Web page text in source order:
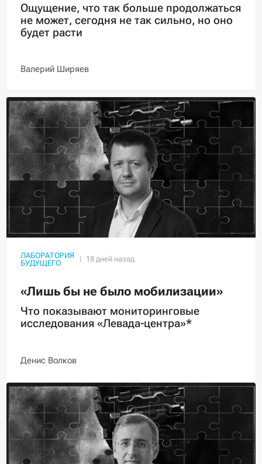
Ощущение, что так больше продолжаться
не может, сегодня не так сильно, но оно
будет расти
Валерий Ширяев
ЛАБОРАТОРИЯ
БУДУЩЕГО
«Лишь бы не было мобилизации»
Что показывают мониторинговые
исследования «Левада-центра»*
Денис Волков